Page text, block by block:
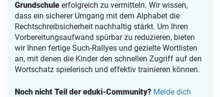
Grundschule erfolgreich zu vermitteln. Wir wissen,
dass ein sicherer Umgang mit dem Alphabet die
Rechtschreibsicherheit nachhaltig stärkt. Um Ihren
Vorbereitungsaufwand spürbar zu reduzieren, bieten
wir Ihnen fertige Such-Rallyes und gezielte Wortlisten
an, mit denen die Kinder den schnellen Zugriff auf den
Wortschatz spielerisch und effektiv trainieren können.
Noch nicht Teil der eduki-Community? Melde dich